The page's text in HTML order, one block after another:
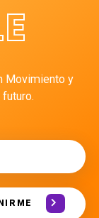
Movimiento y